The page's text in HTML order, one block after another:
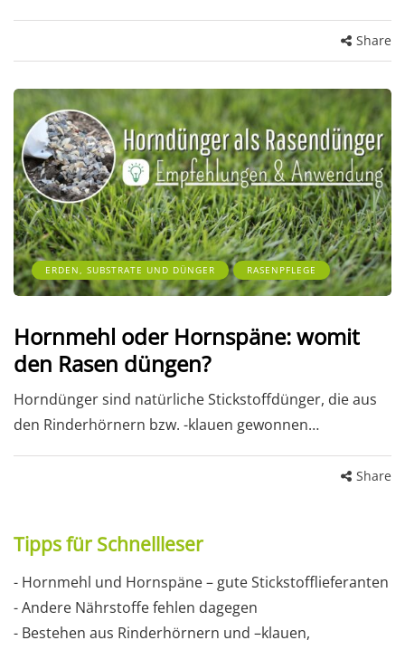
Share
ERDEN, SUBSTRATE UND DÜNGER RASENPFLEGE
Hornmehl oder Hornspäne: womit
den Rasen düngen?
Horndünger sind natürliche Stickstoffdünger, die aus
den Rinderhörnern bzw. -klauen gewonnen…
Share
Tipps für Schnellleser
- Hornmehl und Hornspäne – gute Stickstofflieferanten
- Andere Nährstoffe fehlen dagegen
- Bestehen aus Rinderhörnern und –klauen,